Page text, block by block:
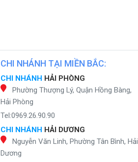
CHI NHÁNH TẠI MIỀN BẮC:
CHI NHÁNH HẢI PHÒNG
Phường Thượng Lý, Quận Hồng Bàng,
Hải Phòng
Tel:0969.26.90.90
CHI NHÁNH HẢI DƯƠNG
Nguyễn Văn Linh, Phường Tân Bình, Hải
Dương